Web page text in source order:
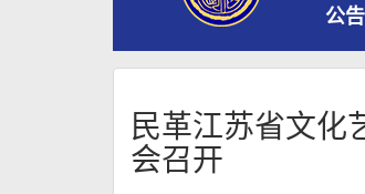
公告
民革江苏省文化
会召开